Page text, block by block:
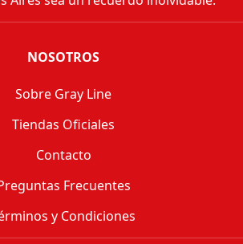
NOSOTROS
Sobre Gray Line
Tiendas Oficiales
Contacto
Frecuentes
y Condiciones